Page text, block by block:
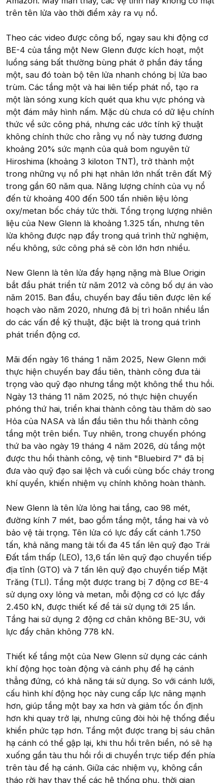
trên tên lửa vào thời điểm xảy ra vụ nổ.
Theo các video được công bố, ngay sau khi động cơ
BE-4 của tầng một New Glenn được kích hoạt, một
luồng sáng bất thường bùng phát ở phần đáy tầng
một, sau đó toàn bộ tên lửa nhanh chóng bị lửa bao
trùm. Các tầng một và hai liên tiếp phát nổ, tạo ra
một làn sóng xung kích quét qua khu vực phóng và
một đám mây hình nấm. Mặc dù chưa có dữ liệu chính
thức về sức công phá, nhưng các ước tính kỹ thuật
không chính thức cho rằng vụ nổ này tương đương
khoảng 20% sức mạnh của quả bom nguyên tử
Hiroshima (khoảng 3 kiloton TNT), trở thành một
trong những vụ nổ phi hạt nhân lớn nhất trên đất Mỹ
trong gần 60 năm qua. Năng lượng chính của vụ nổ
đến từ khoảng 400 đến 500 tấn nhiên liệu lỏng
oxy/metan bốc cháy tức thời. Tổng trọng lượng nhiên
liệu của New Glenn là khoảng 1.325 tấn, nhưng tên
lửa không được nạp đầy trong quá trình thử nghiệm,
nếu không, sức công phá sẽ còn lớn hơn nhiều.
New Glenn là tên lửa đẩy hạng nặng mà Blue Origin
bắt đầu phát triển từ năm 2012 và công bố dự án vào
năm 2015. Ban đầu, chuyến bay đầu tiên được lên kế
hoạch vào năm 2020, nhưng đã bị trì hoãn nhiều lần
do các vấn đề kỹ thuật, đặc biệt là trong quá trình
phát triển động cơ.
Mãi đến ngày 16 tháng 1 năm 2025, New Glenn mới
thực hiện chuyến bay đầu tiên, thành công đưa tải
trọng vào quỹ đạo nhưng tầng một không thể thu hồi.
Ngày 13 tháng 11 năm 2025, nó thực hiện chuyến
phóng thứ hai, triển khai thành công tàu thăm dò sao
Hỏa của NASA và lần đầu tiên thu hồi thành công
tầng một trên biển. Tuy nhiên, trong chuyến phóng
thứ ba vào ngày 19 tháng 4 năm 2026, dù tầng một
được thu hồi thành công, vệ tinh "Bluebird 7" đã bị
đưa vào quỹ đạo sai lệch và cuối cùng bốc cháy trong
khí quyển, khiến nhiệm vụ chính không hoàn thành.
New Glenn là tên lửa lỏng hai tầng, cao 98 mét,
đường kính 7 mét, bao gồm tầng một, tầng hai và vỏ
bảo vệ tải trọng. Tên lửa có lực đẩy cất cánh 1.750
tấn, khả năng mang tải tối đa 45 tấn lên quỹ đạo Trái
Đất tầm thấp (LEO), 13,6 tấn lên quỹ đạo chuyển tiếp
địa tĩnh (GTO) và 7 tấn lên quỹ đạo chuyển tiếp Mặt
Trăng (TLI). Tầng một được trang bị 7 động cơ BE-4
sử dụng oxy lỏng và metan, mỗi động cơ có lực đẩy
2.450 kN, được thiết kế để tái sử dụng tới 25 lần.
Tầng hai sử dụng 2 động cơ chân không BE-3U, với
lực đẩy chân không 778 kN.
Thiết kế tầng một của New Glenn sử dụng các cánh
khí động học toàn động và cánh phụ để hạ cánh
thẳng đứng, có khả năng tái sử dụng. So với cánh lưới,
cấu hình khí động học này cung cấp lực nâng mạnh
hơn, giúp tầng một bay xa hơn và giảm tốc ổn định
hơn khi quay trở lại, nhưng cũng đòi hỏi hệ thống điều
khiển phức tạp hơn. Tầng một được trang bị sáu chân
hạ cánh có thể gập lại, khi thu hồi trên biển, nó sẽ hạ
xuống gần tàu thu hồi rồi di chuyển trực tiếp đến phía
trên tàu để hạ cánh. Giữa các nhiệm vụ, không cần
tháo rời hay thay thế các hệ thống phụ, thời gian